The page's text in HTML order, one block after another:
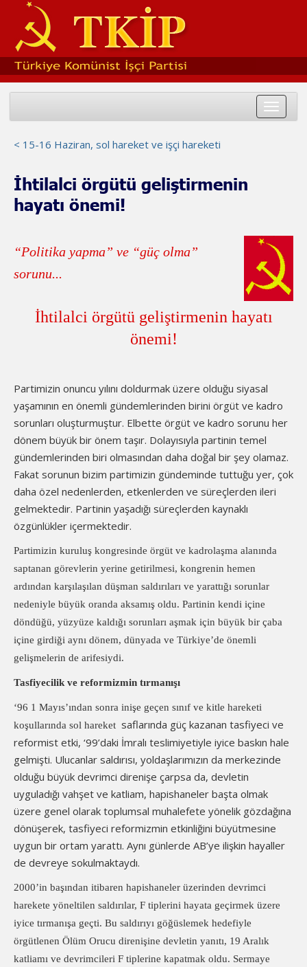
Toggle
< 15-16 Haziran, sol hareket ve işçi hareketi
İhtilalci örgütü geliştirmenin
hayatı önemi!
“Politika yapma” ve “güç olma”
sorunu...
İhtilalci örgütü geliştirmenin hayatı
önemi!
Partimizin onuncu yılını doldurmak üzere olduğu siyasal
yaşamının en önemli gündemlerinden birini örgüt ve kadro
sorunları oluşturmuştur. Elbette örgüt ve kadro sorunu her
dönem büyük bir önem taşır. Dolayısıyla partinin temel
gündemlerinden biri olmasından daha doğal bir şey olamaz.
Fakat sorunun bizim partimizin gündeminde tuttuğu yer, çok
daha özel nedenlerden, etkenlerden ve süreçlerden ileri
gelmektedir. Partinin yaşadığı süreçlerden kaynaklı
özgünlükler içermektedir.
Partimizin kuruluş kongresinde örgüt ve kadrolaşma alanında
saptanan görevlerin yerine getirilmesi, kongrenin hemen
ardından karşılaşılan düşman saldırıları ve yarattığı sorunlar
nedeniyle büyük oranda aksamış oldu. Partinin kendi içine
döndüğü, yüzyüze kaldığı sorunları aşmak için büyük bir çaba
içine girdiği aynı dönem, dünyada ve Türkiye’de önemli
gelişmelerin de arifesiydi.
Tasfiyecilik ve reformizmin tırmanışı
‘96 1 Mayıs’ından sonra inişe geçen sınıf ve kitle hareketi
koşullarında sol hareket saflarında güç kazanan tasfiyeci ve
reformist etki, ‘99’daki İmralı teslimiyetiyle iyice baskın hale
gelmişti. Ulucanlar saldırısı, yoldaşlarımızın da merkezinde
olduğu büyük devrimci direnişe çarpsa da, devletin
uyguladığı vahşet ve katliam, hapishaneler başta olmak
üzere genel olarak toplumsal muhalefete yönelik gözdağına
dönüşerek, tasfiyeci reformizmin etkinliğini büyütmesine
uygun bir ortam yarattı. Aynı günlerde AB’ye ilişkin hayaller
de devreye sokulmaktaydı.
2000’in başından itibaren hapishaneler üzerinden devrimci
harekete yöneltilen saldırılar, F tiplerini hayata geçirmek üzere
iyice tırmanışa geçti. Bu saldırıyı göğüslemek hedefiyle
örgütlenen Ölüm Orucu direnişine devletin yanıtı, 19 Aralık
katliamı ve devrimcileri F tiplerine kapatmak oldu. Sermaye